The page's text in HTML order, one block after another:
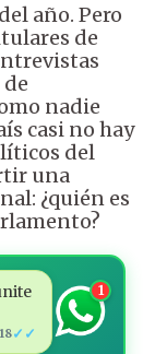
año. Pero
de
nadie
casi no hay
del
una
¿quién es
✓✓
1